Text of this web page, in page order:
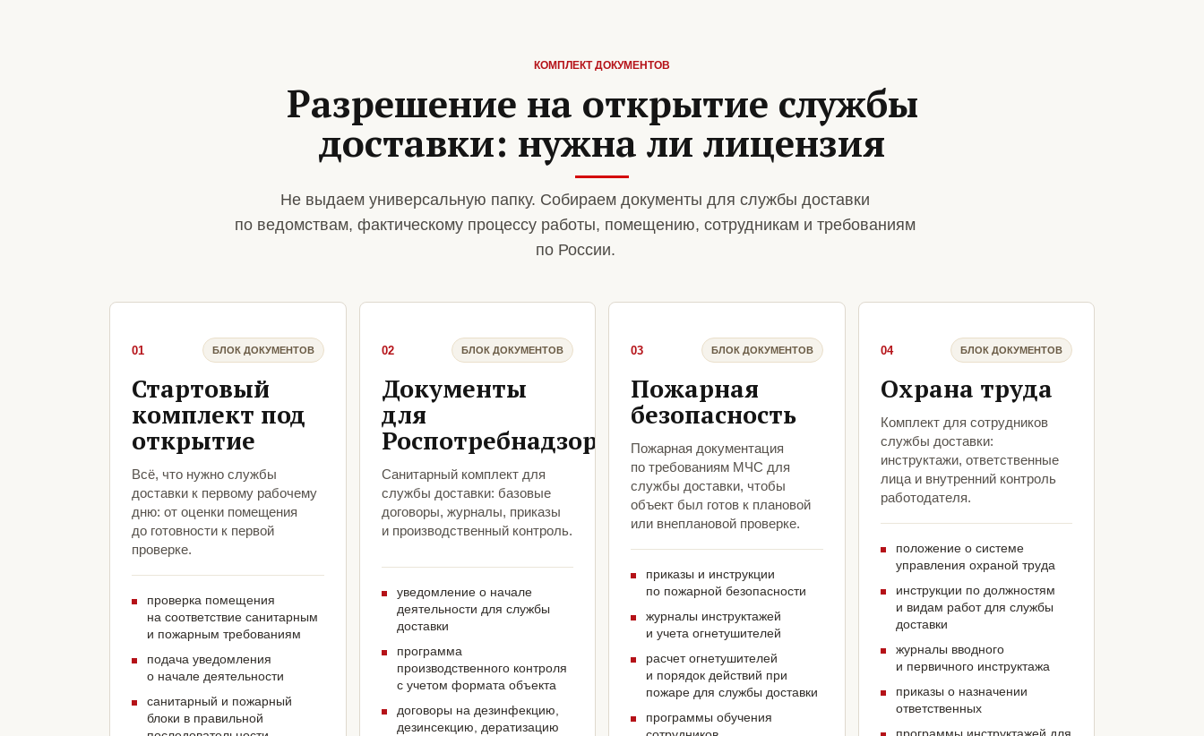
КОМПЛЕКТ ДОКУМЕНТОВ
Разрешение на открытие службы
доставки: нужна ли лицензия
Не выдаем универсальную папку. Собираем документы для службы доставки
по ведомствам, фактическому процессу работы, помещению, сотрудникам и требованиям
по России.
01 БЛОК ДОКУМЕНТОВ
Стартовый
комплект под
открытие
Всё, что нужно службы
доставки к первому рабочему
дню: от оценки помещения
до готовности к первой
проверке.
проверка помещения
на соответствие санитарным
и пожарным требованиям
подача уведомления
о начале деятельности
санитарный и пожарный
блоки в правильной
02 БЛОК ДОКУМЕНТОВ
Документы
для
Роспотребнадзора
Санитарный комплект для
службы доставки: базовые
договоры, журналы, приказы
и производственный контроль.
уведомление о начале
деятельности для службы
доставки
программа
производственного контроля
с учетом формата объекта
договоры на дезинфекцию,
дезинсекцию, дератизацию
03 БЛОК ДОКУМЕНТОВ
Пожарная
безопасность
Пожарная документация
по требованиям МЧС для
службы доставки, чтобы
объект был готов к плановой
или внеплановой проверке.
приказы и инструкции
по пожарной безопасности
журналы инструктажей
и учета огнетушителей
расчет огнетушителей
и порядок действий при
пожаре для службы доставки
программы обучения
04 БЛОК ДОКУМЕНТОВ
Охрана труда
Комплект для сотрудников
службы доставки:
инструктажи, ответственные
лица и внутренний контроль
работодателя.
положение о системе
управления охраной труда
инструкции по должностям
и видам работ для службы
доставки
журналы вводного
и первичного инструктажа
приказы о назначении
ответственных